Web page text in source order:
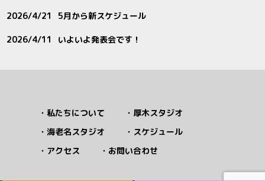
2026/4/21 5月から新スケジュール
2026/4/11 いよいよ発表会です！
私たちについて
厚木スタジオ
海老名スタジオ
スケジュール
アクセス
お問い合わせ